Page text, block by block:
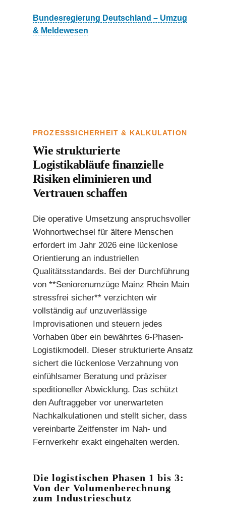
Bundesregierung Deutschland – Umzug
& Meldewesen
PROZESSSICHERHEIT & KALKULATION
Wie strukturierte
Logistikabläufe finanzielle
Risiken eliminieren und
Vertrauen schaffen
Die operative Umsetzung anspruchsvoller
Wohnortwechsel für ältere Menschen
erfordert im Jahr 2026 eine lückenlose
Orientierung an industriellen
Qualitätsstandards. Bei der Durchführung
von **Seniorenumzüge Mainz Rhein Main
stressfrei sicher** verzichten wir
vollständig auf unzuverlässige
Improvisationen und steuern jedes
Vorhaben über ein bewährtes 6-Phasen-
Logistikmodell. Dieser strukturierte Ansatz
sichert die lückenlose Verzahnung von
einfühlsamer Beratung und präziser
speditioneller Abwicklung. Das schützt
den Auftraggeber vor unerwarteten
Nachkalkulationen und stellt sicher, dass
vereinbarte Zeitfenster im Nah- und
Fernverkehr exakt eingehalten werden.
Die logistischen Phasen 1 bis 3:
Von der Volumenberechnung
zum Industrieschutz